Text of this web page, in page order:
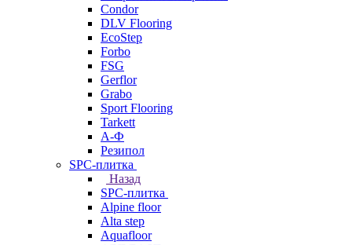
Condor
DLV Flooring
EcoStep
Forbo
FSG
Gerflor
Grabo
Sport Flooring
Tarkett
А-Ф
Резипол
SPC-плитка
Назад
SPC-плитка
Alpine floor
Alta step
Aquafloor